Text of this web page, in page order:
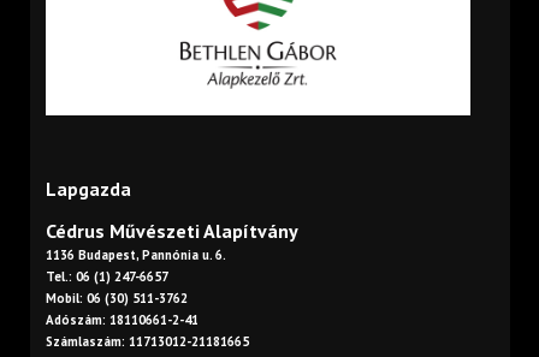
Lapgazda
Cédrus Művészeti Alapítvány
1136 Budapest, Pannónia u. 6.
Tel.: 06 (1) 247-6657
Mobil: 06 (30) 511-3762
Adószám: 18110661-2-41
Számlaszám: 11713012-21181665